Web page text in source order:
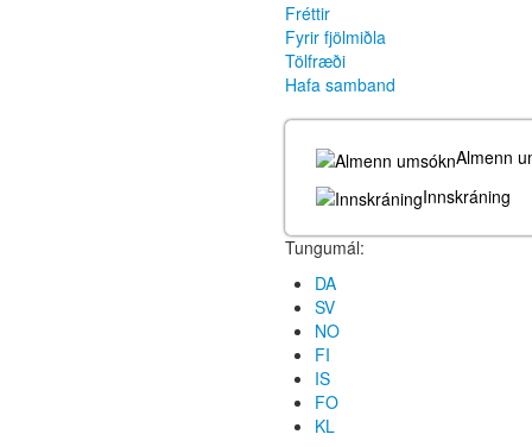
Fréttir
Fyrir fjölmiðla
Tölfræði
Hafa samband
Almenn
Innskráning
Tungumál:
DA
SV
NO
FI
IS
FO
KL